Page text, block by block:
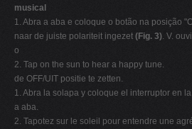
musical
1. Abra a aba e coloque o botão na posição
naar de juiste polariteit ingezet (Fig. 3). V.
o
2. Tap on the sun to hear a happy tune.
de OFF/UIT positie te zetten.
1. Abra la solapa y coloque el interruptor en
a aba.
2. Tapotez sur le soleil pour entendre une